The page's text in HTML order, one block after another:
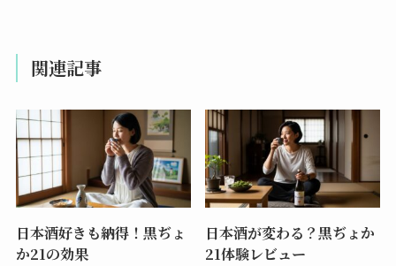
関連記事
日本酒好きも納得！黒ぢょ
か21の効果
日本酒が変わる？黒ぢょか
21体験レビュー